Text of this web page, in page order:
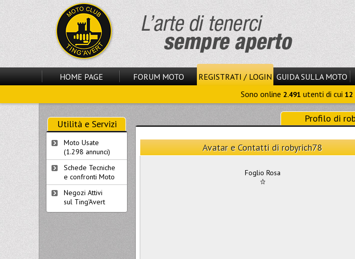
HOME PAGE FORUM MOTO REGISTRATI / LOGIN GUIDA SULLA MOTO
Sono online 2.491 utenti di cui 12
Profilo di
Avatar e Contatti di robyrich78
Foglio Rosa
Utilità e Servizi
Moto Usate
(1.298 annunci)
Schede Tecniche
e confronti Moto
Negozi Attivi
sul Ting'Avert